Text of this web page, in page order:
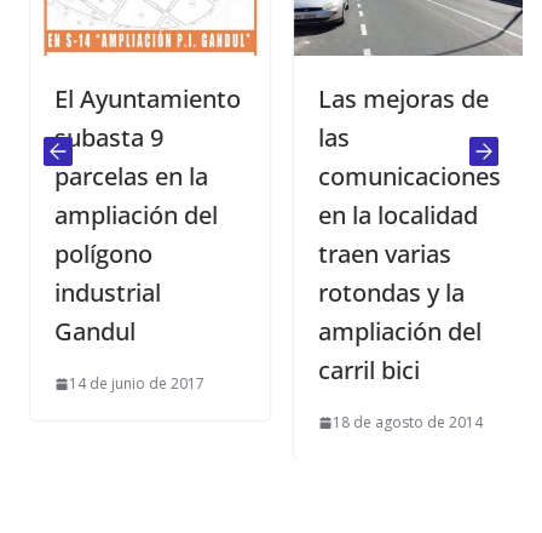
El Ayuntamiento
subasta 9
parcelas en la
ampliación del
polígono
industrial
Gandul
14 de junio de 2017
Las mejoras de
las
comunicaciones
en la localidad
traen varias
rotondas y la
ampliación del
carril bici
18 de agosto de 2014